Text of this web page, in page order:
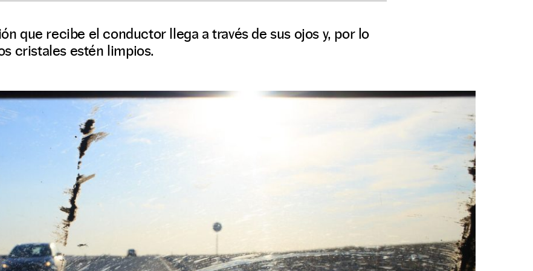
que recibe el conductor llega a través de sus ojos y, por lo
cristales estén limpios.